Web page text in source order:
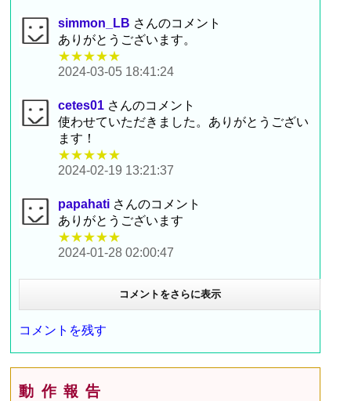
simmon_LB さんのコメント
ありがとうございます。
★★★★★
2024-03-05 18:41:24
cetes01 さんのコメント
使わせていただきました。ありがとうござい
ます！
★★★★★
2024-02-19 13:21:37
papahati さんのコメント
ありがとうございます
★★★★★
2024-01-28 02:00:47
コメントをさらに表示
コメントを残す
動作報告